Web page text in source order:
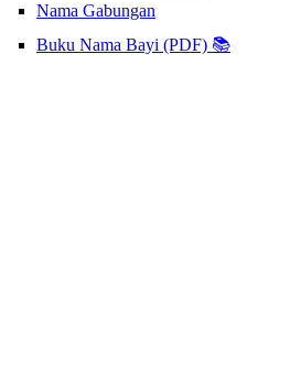
Nama Gabungan
Buku Nama Bayi (PDF) 📚